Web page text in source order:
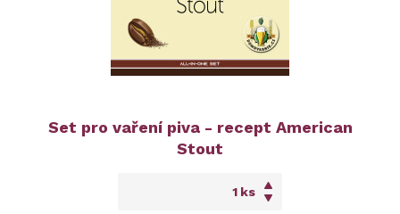
Set pro vaření piva - recept American
Stout
ks